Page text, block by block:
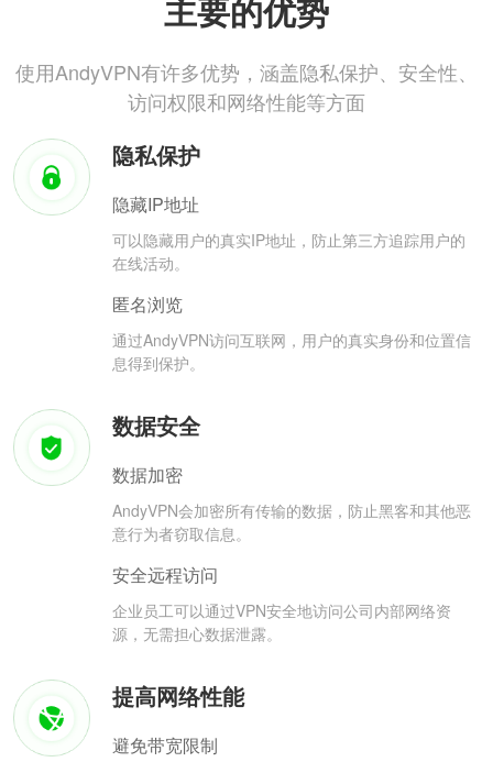
主要的优势
使用AndyVPN有许多优势，涵盖隐私保护、安全性、
访问权限和网络性能等方面
隐私保护
隐藏IP地址
可以隐藏用户的真实IP地址，防止第三方追踪用户的
在线活动。
匿名浏览
通过AndyVPN访问互联网，用户的真实身份和位置信
息得到保护。
数据安全
数据加密
AndyVPN会加密所有传输的数据，防止黑客和其他恶
意行为者窃取信息。
安全远程访问
企业员工可以通过VPN安全地访问公司内部网络资
源，无需担心数据泄露。
提高网络性能
避免带宽限制